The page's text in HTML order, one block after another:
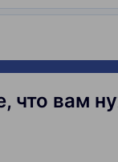
что вам